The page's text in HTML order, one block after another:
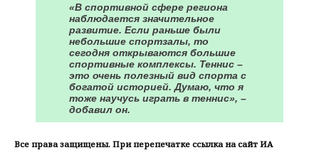
«В спортивной сфере региона
наблюдается значительное
развитие. Если раньше были
небольшие спортзалы, то
сегодня открываются большие
спортивные комплексы. Теннис –
это очень полезный вид спорта с
богатой историей. Думаю, что я
тоже научусь играть в теннис», –
добавил он.
Все права защищены. При перепечатке ссылка на сайт ИА